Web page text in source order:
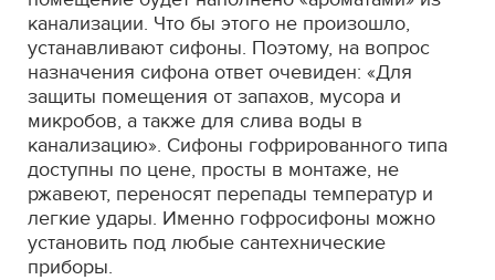
канализации. Что бы этого не произошло,
устанавливают сифоны. Поэтому, на вопрос
назначения сифона ответ очевиден: «Для
защиты помещения от запахов, мусора и
микробов, а также для слива воды в
канализацию». Сифоны гофрированного типа
доступны по цене, просты в монтаже, не
ржавеют, переносят перепады температур и
легкие удары. Именно гофросифоны можно
установить под любые сантехнические
приборы.